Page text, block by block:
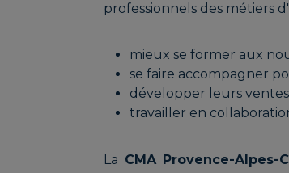
professionnels des métiers
mieux se former aux
se faire accompagner
développer leurs
travailler en
La CMA Provence-Alpes-